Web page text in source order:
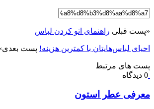
«پست قبلی راهنمای اتو کردن لباس‌
احیای لباس‌هایتان با کمترین هزینه! پست بعدی
پست های مرتبط
0 دیدگاه
معرفی عطر استون